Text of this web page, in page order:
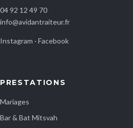
04 92 12 49 70
info@avidantraiteur.fr
Instagram · Facebook
PRESTATIONS
Mariages
Bar & Bat Mitsvah